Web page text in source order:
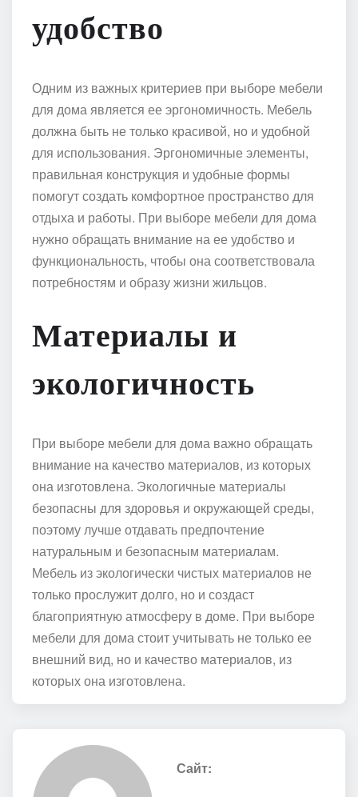
удобство
Одним из важных критериев при выборе мебели
для дома является ее эргономичность. Мебель
должна быть не только красивой, но и удобной
для использования. Эргономичные элементы,
правильная конструкция и удобные формы
помогут создать комфортное пространство для
отдыха и работы. При выборе мебели для дома
нужно обращать внимание на ее удобство и
функциональность, чтобы она соответствовала
потребностям и образу жизни жильцов.
Материалы и
экологичность
При выборе мебели для дома важно обращать
внимание на качество материалов, из которых
она изготовлена. Экологичные материалы
безопасны для здоровья и окружающей среды,
поэтому лучше отдавать предпочтение
натуральным и безопасным материалам.
Мебель из экологически чистых материалов не
только прослужит долго, но и создаст
благоприятную атмосферу в доме. При выборе
мебели для дома стоит учитывать не только ее
внешний вид, но и качество материалов, из
которых она изготовлена.
Сайт: